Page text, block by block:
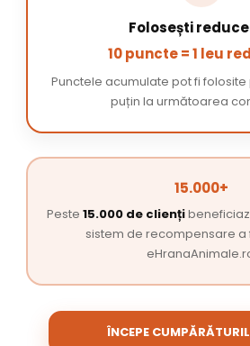
Folosești
10 puncte = 1 leu
Punctele acumulate pot fi
puțin la următoarea
15.000+
Peste 15.000 de clienți
sistem de recompensare a
ÎNCEPE